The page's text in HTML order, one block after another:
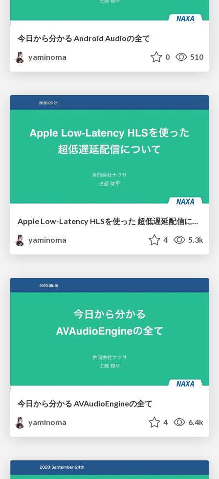
今日から分かる Android Audioの全て
yaminoma
0 510
yaminoma
4 5.3k
今日から分かる AVAudioEngineの全て
yaminoma
4 6.4k